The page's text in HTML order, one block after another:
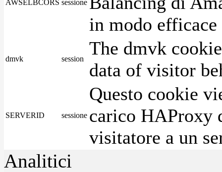
AWSELBCORS sessione
in modo
dmvk session
The dmvk
data of visitor
SERVERID sessione
Questo cookie
carico HAProxy
visitatore a un
Analitici